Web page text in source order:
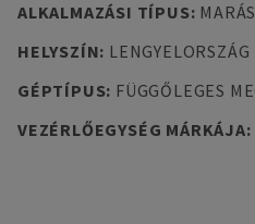
ALKALMAZÁSI TÍPUS: MARÁS
HELYSZÍN: LENGYELORSZÁG
GÉPTÍPUS: FÜGGŐLEGES
VEZÉRLŐEGYSÉG MÁRKÁJA: